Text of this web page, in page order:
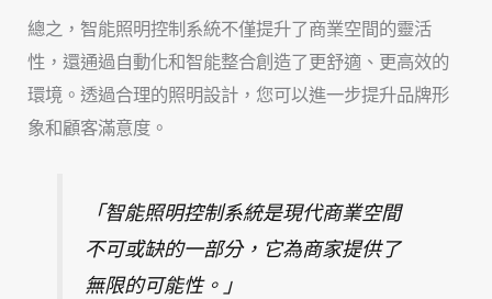
總之，智能照明控制系統不僅提升了商業空間的靈活
性，還通過自動化和智能整合創造了更舒適、更高效的
環境。透過合理的照明設計，您可以進一步提升品牌形
象和顧客滿意度。
「智能照明控制系統是現代商業空間
不可或缺的一部分，它為商家提供了
無限的可能性。」